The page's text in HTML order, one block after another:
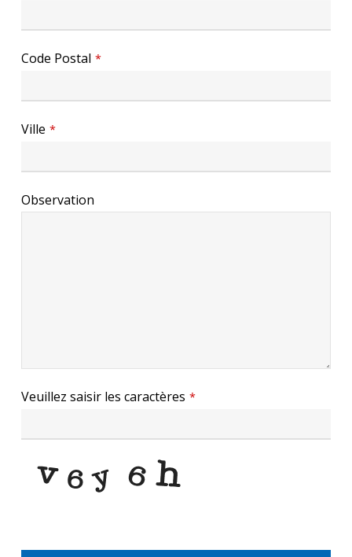
Code Postal *
Ville *
Observation
Veuillez saisir les caractères *